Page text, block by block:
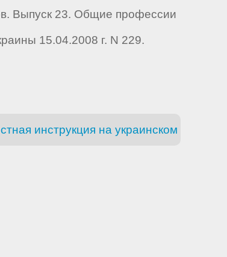
Выпуск 23. Общие профессии
15.04.2008 г. N 229.
инструкция на украинском